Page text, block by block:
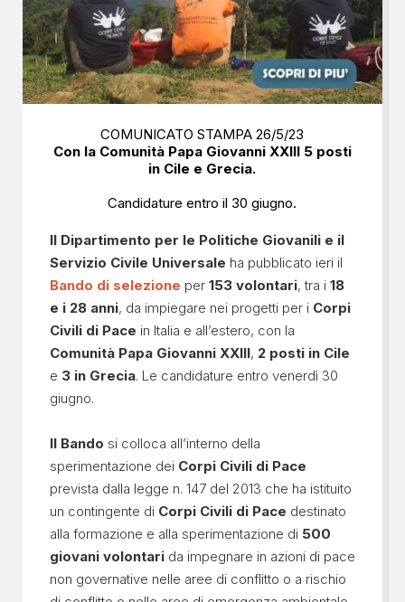
COMUNICATO STAMPA 26/5/23
Con la Comunità Papa Giovanni XXIII 5 posti
in Cile e Grecia.
Candidature entro il 30 giugno.
Il Dipartimento per le Politiche Giovanili e il
Servizio Civile Universale ha pubblicato ieri il
Bando di selezione per 153 volontari, tra i 18
e i 28 anni, da impiegare nei progetti per i Corpi
Civili di Pace in Italia e all’estero, con la
Comunità Papa Giovanni XXIII, 2 posti in Cile
e 3 in Grecia. Le candidature entro venerdì 30
giugno.
Il Bando si colloca all’interno della
sperimentazione dei Corpi Civili di Pace
prevista dalla legge n. 147 del 2013 che ha istituito
un contingente di Corpi Civili di Pace destinato
alla formazione e alla sperimentazione di 500
giovani volontarida impegnare in azioni di pace
non governative nelle aree di conflitto o a rischio